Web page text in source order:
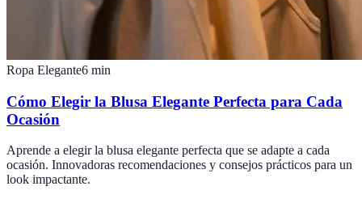
Ropa Elegante6 min
Cómo Elegir la Blusa Elegante Perfecta para Cada
Ocasión
Aprende a elegir la blusa elegante perfecta que se adapte a cada
ocasión. Innovadoras recomendaciones y consejos prácticos para un
look impactante.